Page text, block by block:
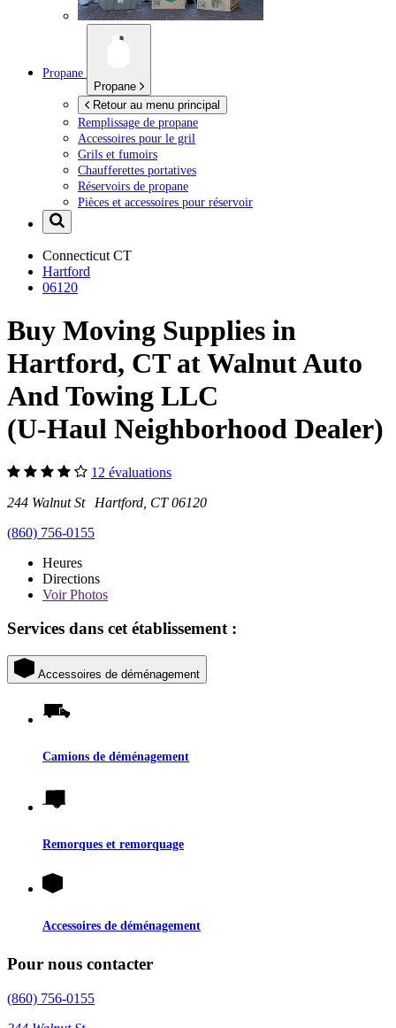
Propane
Propane
Retour au menu principal
Remplissage de propane
Accessoires pour le gril
Grils et fumoirs
Chaufferettes portatives
Réservoirs de propane
Pièces et accessoires pour réservoir
Connecticut CT
Hartford
06120
Buy Moving Supplies in
Hartford, CT at Walnut Auto
And Towing LLC
(U-Haul Neighborhood Dealer)
12 évaluations
244 Walnut St Hartford, CT 06120
(860) 756-0155
Heures
Directions
VoirPhotos
Services dans cet établissement :
Accessoires de déménagement
Camions de déménagement
Remorques et remorquage
Accessoires de déménagement
Pour nous contacter
(860) 756-0155